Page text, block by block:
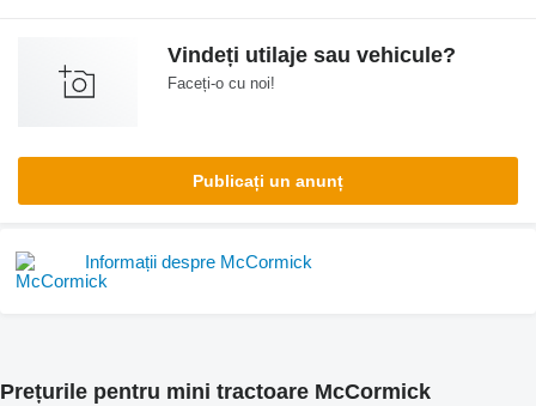
Vindeți utilaje sau vehicule?
Faceți-o cu noi!
Publicați un anunț
Informații despre McCormick
Prețurile pentru mini tractoare McCormick